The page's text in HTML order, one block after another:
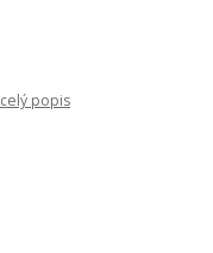
celý popis